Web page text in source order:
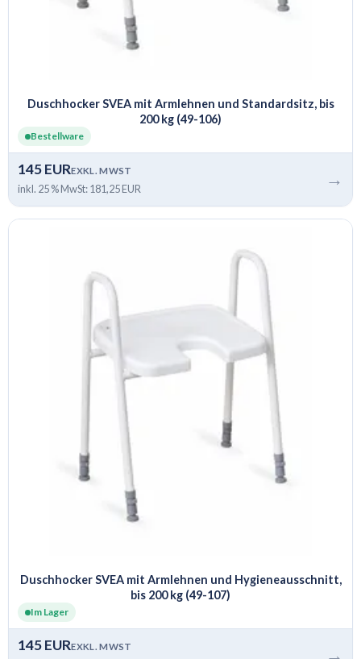
Duschhocker SVEA mit Armlehnen und Standardsitz, bis
200 kg (49-106)
Bestellware
145 EUREXKL. MWST
inkl. 25 % MwSt: 181,25 EUR →
Duschhocker SVEA mit Armlehnen und Hygieneausschnitt,
bis 200 kg (49-107)
Im Lager
145 EUREXKL. MWST →